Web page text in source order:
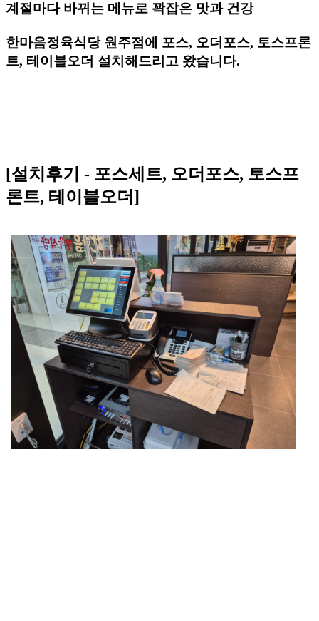
계절마다 바뀌는 메뉴로 꽉잡은 맛과 건강
한마음정육식당 원주점에 포스, 오더포스, 토스프론
트, 테이블오더 설치해드리고 왔습니다.
[설치후기 - 포스세트, 오더포스, 토스프
론트, 테이블오더]